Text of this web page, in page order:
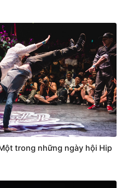
trong những ngày hội Hip